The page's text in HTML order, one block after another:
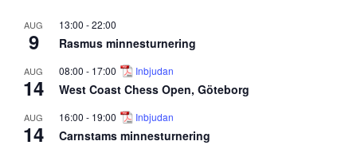
AUG
9
13:00 -22:00
Rasmus minnesturnering
AUG
14
08:00 - 17:00 Inbjudan
West Coast Chess Open, Göteborg
AUG
14
16:00 - 19:00 Inbjudan
Carnstams minnesturnering